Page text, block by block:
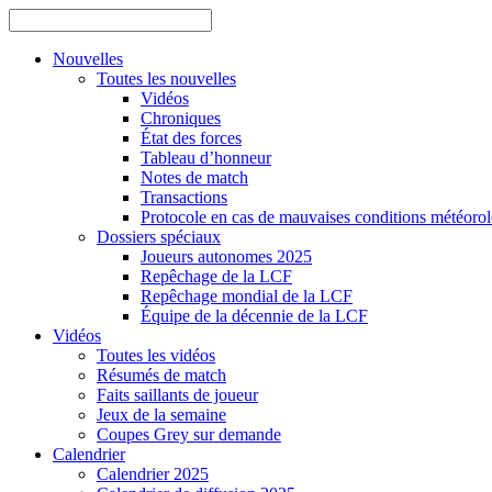
Nouvelles
Toutes les nouvelles
Vidéos
Chroniques
État des forces
Tableau d’honneur
Notes de match
Transactions
Protocole en cas de mauvaises conditions
Dossiers spéciaux
Joueurs autonomes 2025
Repêchage de la LCF
Repêchage mondial de la LCF
Équipe de la décennie de la LCF
Vidéos
Toutes les vidéos
Résumés de match
Faits saillants de joueur
Jeux de la semaine
Coupes Grey sur demande
Calendrier
Calendrier 2025